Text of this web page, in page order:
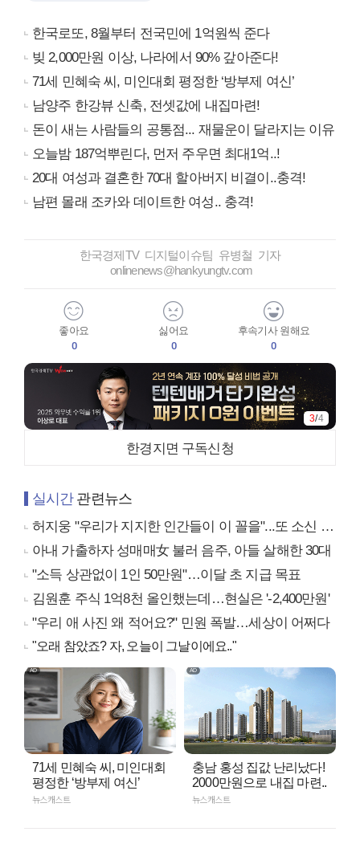
한국로또, 8월부터 전국민에 1억원씩 준다
빚 2,000만원 이상, 나라에서 90% 갚아준다!
71세 민혜숙 씨, 미인대회 평정한 ‘방부제 여신’
남양주 한강뷰 신축, 전셋값에 내집마련!
돈이 새는 사람들의 공통점... 재물운이 달라지는 이유
오늘밤 187억뿌린다, 먼저 주우면 최대1억..!
20대 여성과 결혼한 70대 할아버지 비결이..충격!
남편 몰래 조카와 데이트한 여성.. 충격!
한국경제TV 디지털이슈팀 유병철 기자
onlinenews@hankyungtv.com
좋아요
0
싫어요
0
후속기사 원해요
0
3/4
한경지면 구독신청
실시간관련뉴스
허지웅 "우리가 지지한 인간들이 이 꼴을"...또 소신 발언
아내 가출하자 성매매女 불러 음주, 아들 살해한 30대
"소득 상관없이 1인 50만원"…이달 초 지급 목표
김원훈 주식 1억8천 올인했는데…현실은 '-2,400만원'
"우리 애 사진 왜 적어요?" 민원 폭발…세상이 어쩌다
"오래 참았죠? 자, 오늘이 그날이에요.."
71세 민혜숙 씨, 미인대회
평정한 ‘방부제 여신’
뉴스캐스트
충남 홍성 집값 난리났다!
2000만원으로 내집 마련..
뉴스캐스트